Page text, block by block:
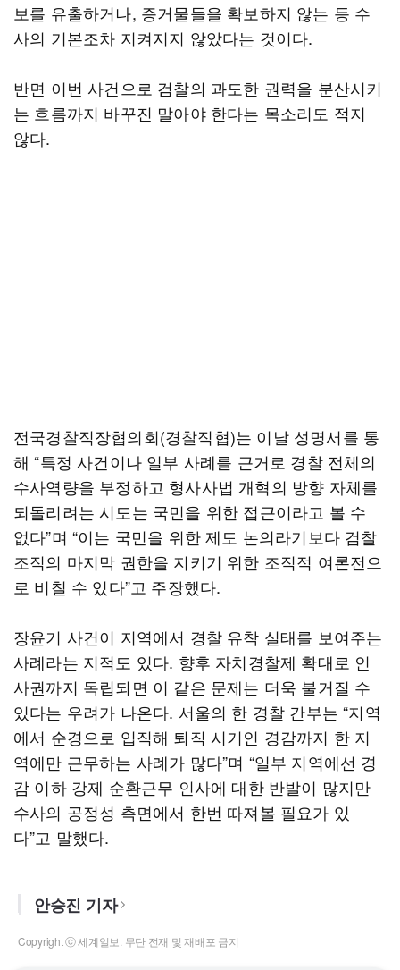
보를 유출하거나, 증거물들을 확보하지 않는 등 수
사의 기본조차 지켜지지 않았다는 것이다.
반면 이번 사건으로 검찰의 과도한 권력을 분산시키
는 흐름까지 바꾸진 말아야 한다는 목소리도 적지
않다.
전국경찰직장협의회(경찰직협)는 이날 성명서를 통
해 “특정 사건이나 일부 사례를 근거로 경찰 전체의
수사역량을 부정하고 형사사법 개혁의 방향 자체를
되돌리려는 시도는 국민을 위한 접근이라고 볼 수
없다”며 “이는 국민을 위한 제도 논의라기보다 검찰
조직의 마지막 권한을 지키기 위한 조직적 여론전으
로 비칠 수 있다”고 주장했다.
장윤기 사건이 지역에서 경찰 유착 실태를 보여주는
사례라는 지적도 있다. 향후 자치경찰제 확대로 인
사권까지 독립되면 이 같은 문제는 더욱 불거질 수
있다는 우려가 나온다. 서울의 한 경찰 간부는 “지역
에서 순경으로 입직해 퇴직 시기인 경감까지 한 지
역에만 근무하는 사례가 많다”며 “일부 지역에선 경
감 이하 강제 순환근무 인사에 대한 반발이 많지만
수사의 공정성 측면에서 한번 따져볼 필요가 있
다”고 말했다.
안승진 기자
Copyright ⓒ 세계일보. 무단 전재 및 재배포 금지